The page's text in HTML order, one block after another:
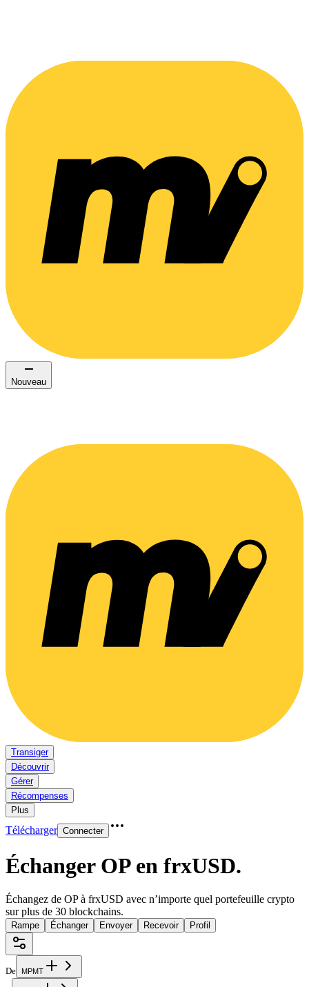
Nouveau
Transiger
Découvrir
Gérer
Récompenses
Plus
Télécharger Connecter
Échanger OP en frxUSD.
Échangez de OP à frxUSD avec n’importe quel portefeuille crypto
sur plus de 30 blockchains.
Rampe Échanger Envoyer Recevoir Profil
De MPMT